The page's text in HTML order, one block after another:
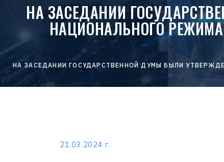
НА ЗАСЕДАНИИ
НАЦИОНАЛЬНОГО
НА ЗАСЕДАНИИ ГОСУДАРСТВЕННОЙ ДУМЫ БЫЛИ
21.03.2024 г.